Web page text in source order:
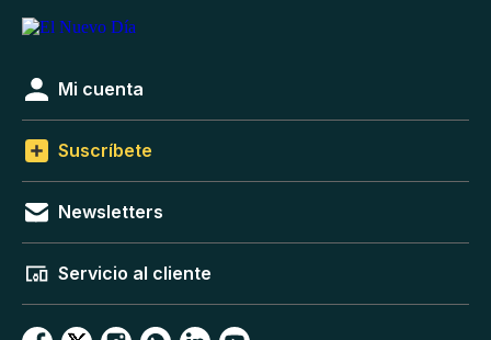
Mi cuenta
Suscríbete
Newsletters
Servicio al cliente